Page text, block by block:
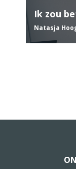
Ik zou
Natasja